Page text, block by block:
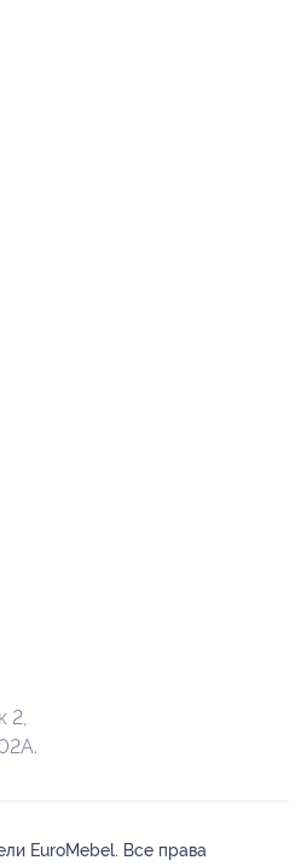
2,
EuroMebel. Все права